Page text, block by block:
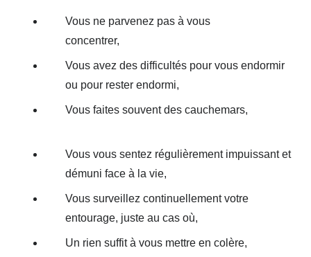
Vous ne parvenez pas à vous
concentrer,
Vous avez des difficultés pour vous endormir
ou pour rester endormi,
Vous faites souvent des cauchemars,
Vous vous sentez régulièrement impuissant et
démuni face à la vie,
Vous surveillez continuellement votre
entourage, juste au cas où,
Un rien suffit à vous mettre en colère,